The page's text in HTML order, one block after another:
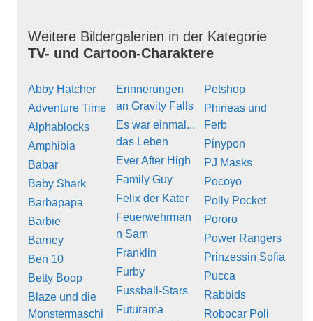
Weitere Bildergalerien in der Kategorie
TV- und Cartoon-Charaktere
Abby Hatcher
Adventure Time
Alphablocks
Amphibia
Babar
Baby Shark
Barbapapa
Barbie
Barney
Ben 10
Betty Boop
Blaze und die
Monstermaschi
Erinnerungen
an Gravity Falls
Es war einmal...
das Leben
Ever After High
Family Guy
Felix der Kater
Feuerwehrman
n Sam
Franklin
Furby
Fussball-Stars
Futurama
Petshop
Phineas und
Ferb
Pinypon
PJ Masks
Pocoyo
Polly Pocket
Pororo
Power Rangers
Prinzessin Sofia
Pucca
Rabbids
Robocar Poli